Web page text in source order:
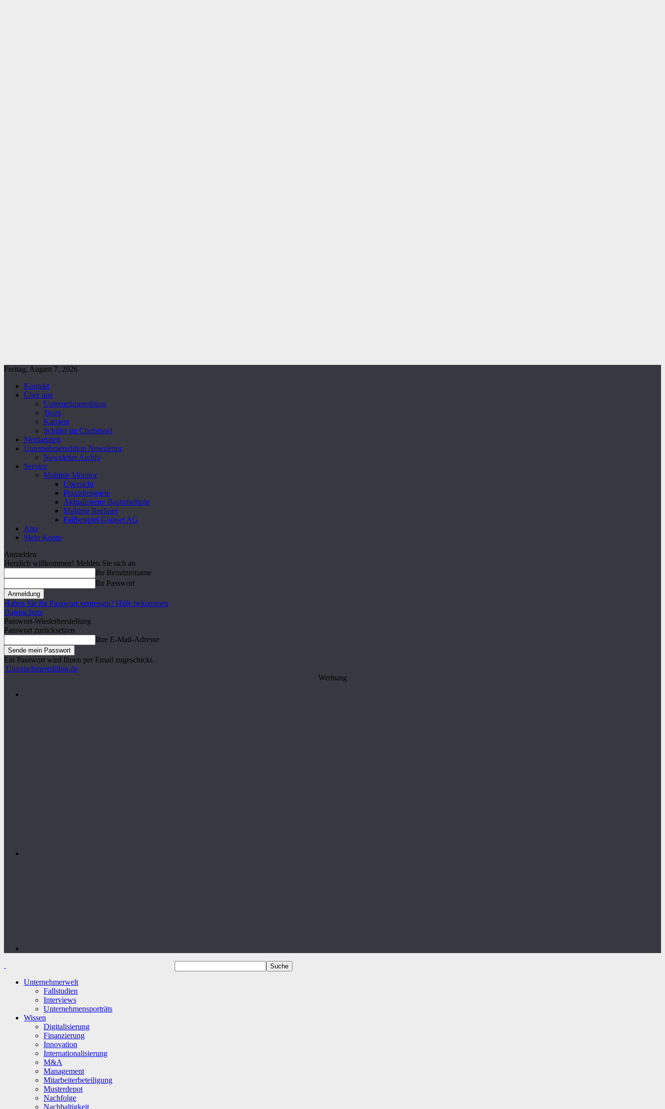
Freitag, August 7, 2026
Kontakt
Über uns
Unternehmeredition
Team
Karriere
Schüler im Chefsessel
Mediadaten
Unternehmeredition Newsletter
Newsletter Archiv
Service
Multiple Monitor
Übersicht
Praxisbeispiele
Aktualisierter Basismultiple
Multiple Rechner
Fallbeispiel Gigaset AG
Abo
Mein Konto
Anmelden
Herzlich willkommen! Melden Sie sich an
Ihr Benutzername
Ihr Passwort
Haben Sie Ihr Passwort vergessen? Hilfe bekommen
Datenschutz
Passwort-Wiederherstellung
Passwort zurücksetzen
Ihre E-Mail-Adresse
Ein Passwort wird Ihnen per Email zugeschickt.
Unternehmeredition.de
Werbung
Unternehmerwelt
Fallstudien
Interviews
Unternehmensporträts
Wissen
Digitalisierung
Finanzierung
Innovation
Internationalisierung
M&A
Management
Mitarbeiterbeteiligung
Musterdepot
Nachfolge
Nachhaltigkeit